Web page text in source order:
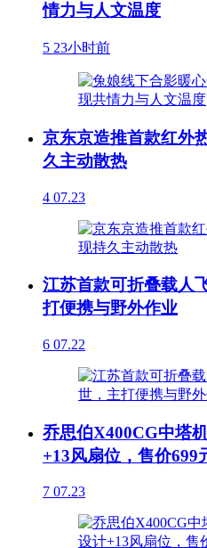
情力与人文温度
5 23小时前
京东京造推首款红外
久主动散热
4 07.23
江苏首款可折叠载人
打便携与野外作业
6 07.22
乔思伯X400CG中塔
+13风扇位，售价699
7 07.23